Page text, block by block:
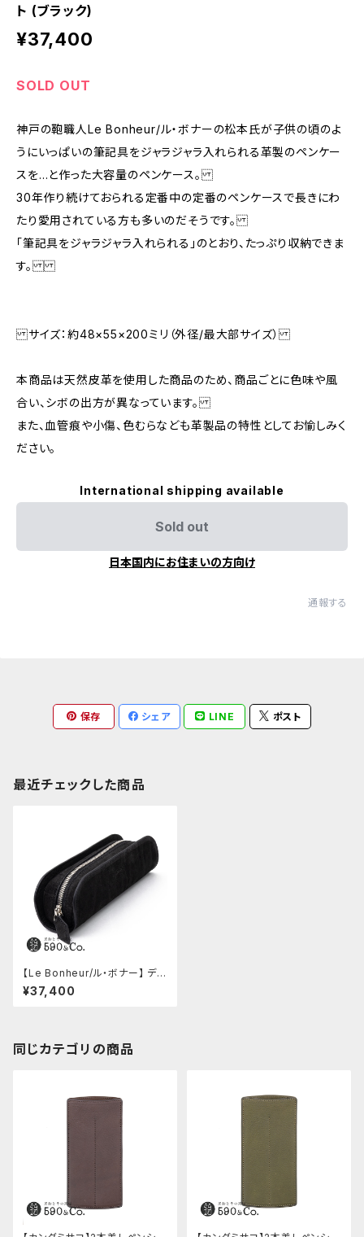
ト (ブラック)
¥37,400
SOLD OUT
神戸の鞄職人Le Bonheur/ル・ボナーの松本氏が子供の頃のよ
うにいっぱいの筆記具をジャラジャラ入れられる革製のペンケー
スを…と作った大容量のペンケース。
30年作り続けておられる定番中の定番のペンケースで長きにわ
たり愛用されている方も多いのだそうです。
「筆記具をジャラジャラ入れられる」のとおり、たっぷり収納できま
す。
サイズ：約48×55×200ミリ（外径/最大部サイズ）
本商品は天然皮革を使用した商品のため、商品ごとに色味や風
合い、シボの出方が異なっています。
また、血管痕や小傷、色むらなども革製品の特性としてお愉しみく
ださい。
International shipping available
Sold out
日本国内にお住まいの方向け
通報する
保存 シェア LINE ポスト
最近チェックした商品
【Le Bonheur/ル・ボナー】 デブ
ペンケース/エレファント (ブラッ
ク)
¥37,400
同じカテゴリの商品